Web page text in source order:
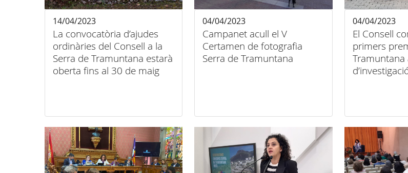
La convocatòria d’ajudes
ordinàries del Consell a la
Serra de Tramuntana estarà
oberta fins al 30 de maig
14/04/2023
Campanet acull el V
Certamen de fotografia
Serra de Tramuntana
04/04/2023
El Consell
primers
Tramuntana
04/04/2023